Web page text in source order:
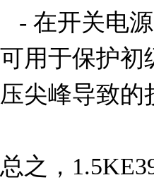
可用于保护初
压尖峰导致的
总之，